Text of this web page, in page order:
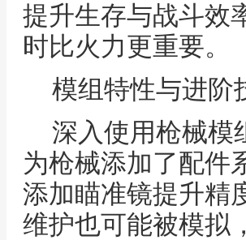
提升生存与战斗效
时比火力更重要。
模组特性与进阶
深入使用枪械模
为枪械添加了配件
添加瞄准镜提升精
维护也可能被模拟